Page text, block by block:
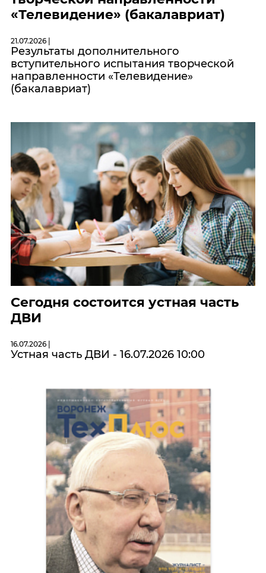
«Телевидение» (бакалавриат)
21.07.2026 |
Результаты дополнительного
вступительного испытания творческой
направленности «Телевидение»
(бакалавриат)
Сегодня состоится устная часть
ДВИ
16.07.2026 |
Устная часть ДВИ - 16.07.2026 10:00